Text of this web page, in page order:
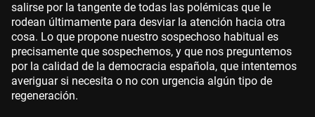
salirse por la tangente de todas las polémicas que le
rodean últimamente para desviar la atención hacia otra
cosa. Lo que propone nuestro sospechoso habitual es
precisamente que sospechemos, y que nos preguntemos
por la calidad de la democracia española, que intentemos
averiguar si necesita o no con urgencia algún tipo de
regeneración.